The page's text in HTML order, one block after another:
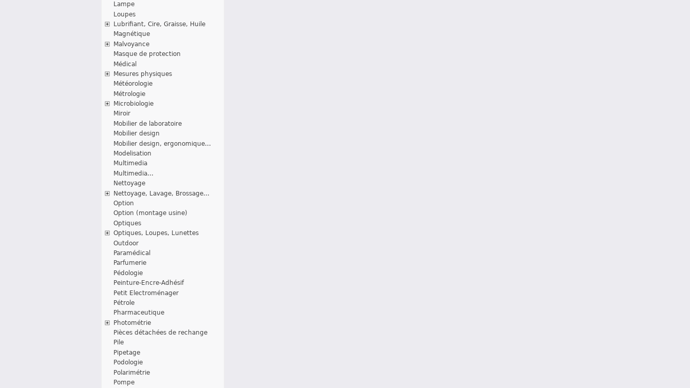
Lampe
Loupes
Lubrifiant, Cire, Graisse, Huile
Magnétique
Malvoyance
Masque de protection
Médical
Mesures physiques
Météorologie
Métrologie
Microbiologie
Miroir
Mobilier de laboratoire
Mobilier design
Mobilier design, ergonomique...
Modelisation
Multimedia
Multimedia...
Nettoyage
Nettoyage, Lavage, Brossage...
Option
Option (montage usine)
Optiques
Optiques, Loupes, Lunettes
Outdoor
Paramédical
Parfumerie
Pédologie
Peinture-Encre-Adhésif
Petit Electroménager
Pétrole
Pharmaceutique
Photométrie
Pièces détachées de rechange
Pile
Pipetage
Podologie
Polarimétrie
Pompe